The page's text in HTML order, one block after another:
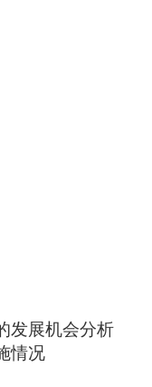
发展机会分析
情况